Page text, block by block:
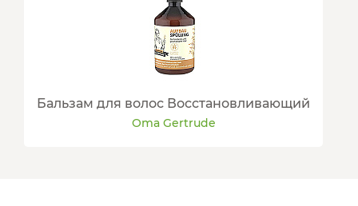
Бальзам для волос Восстановливающий
Oma Gertrude